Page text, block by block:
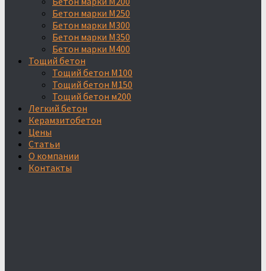
Бетон марки М250
Бетон марки М300
Бетон марки М350
Бетон марки М400
Тощий бетон
Тощий бетон М100
Тощий бетон М150
Тощий бетон м200
Легкий бетон
Керамзитобетон
Цены
Статьи
О компании
Контакты